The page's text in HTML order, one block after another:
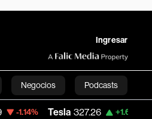
Ingresar
Negocios Podcasts
Tesla 327.26 +1.61% Space X